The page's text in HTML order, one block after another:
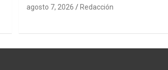
agosto 7, 2026 Redacción